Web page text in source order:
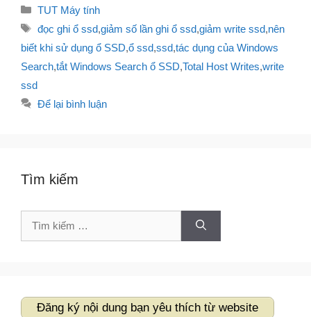
Danh
mục
TUT Máy tính
Thẻ
đọc ghi ổ ssd,giảm số lần ghi ổ ssd,giảm write ssd,nên
biết khi sử dụng ổ SSD,ổ ssd,ssd,tác dụng của Windows
Search,tắt Windows Search ổ SSD,Total Host Writes,write
ssd
Để lại bình luận
Tìm kiếm
Đăng ký nội dung bạn yêu thích từ website